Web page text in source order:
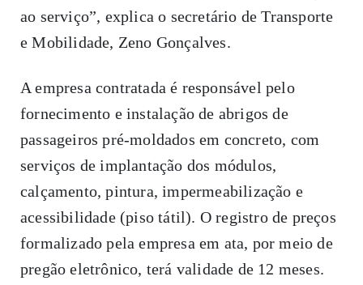
ao serviço”, explica o secretário de Transporte
e Mobilidade, Zeno Gonçalves.
A empresa contratada é responsável pelo
fornecimento e instalação de abrigos de
passageiros pré-moldados em concreto, com
serviços de implantação dos módulos,
calçamento, pintura, impermeabilização e
acessibilidade (piso tátil). O registro de preços
formalizado pela empresa em ata, por meio de
pregão eletrônico, terá validade de 12 meses.